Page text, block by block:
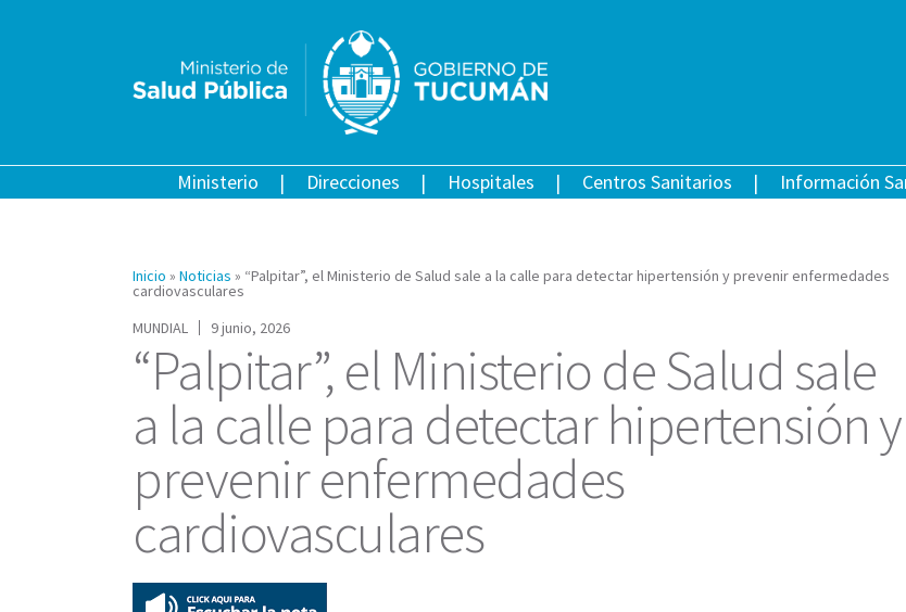
Ministerio Direcciones Hospitales Centros Sanitarios Información
Inicio » Noticias » “Palpitar”, el Ministerio de Salud sale a la calle para detectar hipertensión y prevenir enfermedades
cardiovasculares
MUNDIAL
9 junio, 2026
“Palpitar”, el Ministerio de Salud sale
a la calle para detectar hipertensión y
prevenir enfermedades
cardiovasculares